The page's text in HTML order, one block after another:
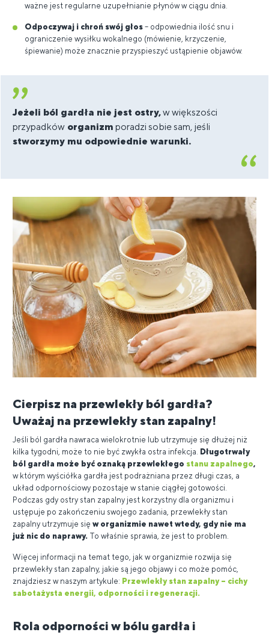
ważne jest regularne uzupełnianie płynów w ciągu dnia.
Odpoczywaj i chroń swój głos – odpowiednia ilość snu i
ograniczenie wysiłku wokalnego (mówienie, krzyczenie,
śpiewanie) może znacznie przyspieszyć ustąpienie objawów.
Jeżeli ból gardła nie jest ostry,w większości
przypadków organizm poradzi sobie sam, jeśli
stworzymy mu odpowiednie warunki.
Cierpisz na przewlekły ból gardła?
Uważaj na przewlekły stan zapalny!
Jeśli ból gardła nawraca wielokrotnie lub utrzymuje się dłużej niż
kilka tygodni, może to nie być zwykła ostra infekcja. Długotrwały
ból gardła może być oznaką przewlekłego stanu zapalnego,
w którym wyściółka gardła jest podrażniana przez długi czas, a
układ odpornościowy pozostaje w stanie ciągłej gotowości.
Podczas gdy ostry stan zapalny jest korzystny dla organizmu i
ustępuje po zakończeniu swojego zadania, przewlekły stan
zapalny utrzymuje się w organizmie nawet wtedy, gdy nie ma
już nic do naprawy. To właśnie sprawia, że ​​jest to problem.
Więcej informacji na temat tego, jak w organizmie rozwija się
przewlekły stan zapalny, jakie są jego objawy i co może pomóc,
znajdziesz w naszym artykule: Przewlekły stan zapalny – cichy
sabotażysta energii, odporności i regeneracji.
Rola odporności w bólu gardła i